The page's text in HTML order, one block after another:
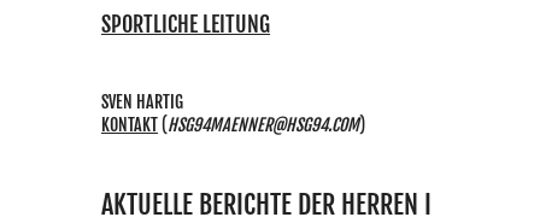
SPORTLICHE LEITUNG
SVEN HARTIG
KONTAKT(HSG94MAENNER@HSG94.COM)
AKTUELLE BERICHTE DER HERREN I